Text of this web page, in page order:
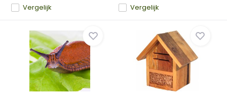
Vergelijk Vergelijk